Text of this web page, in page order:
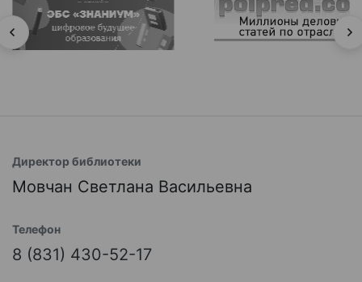
Директор библиотеки
Мовчан Светлана Васильевна
Телефон
8 (831) 430-52-17